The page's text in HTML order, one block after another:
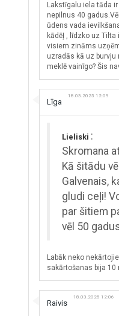
Lakstīgalu iela tāda
nepilnus 40
ūdens vada
kādēļ , līdzko uz
visiem zināms
uzradās kā uz burvju
meklē vainīgo? Šis
Līga
18.03.2025 12:09
Lieliski :
Skromana
Kā šitādu
Galvenais,
gludi ceļi!
par šitiem
vēl 50
Labāk neko
sakārtošanas bija 10
Raivis
18.03.2025 12:06